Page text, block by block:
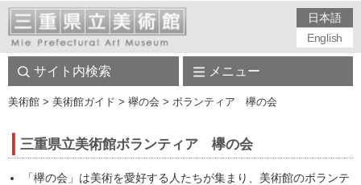
日本語
English
サイト内検索 メニュー
美術館 > 美術館ガイド > 襷の会 > ボランティア 欅の会
三重県立美術館ボランティア 欅の会
「欅の会」は美術を愛好する人たちが集まり、美術館のボランテ